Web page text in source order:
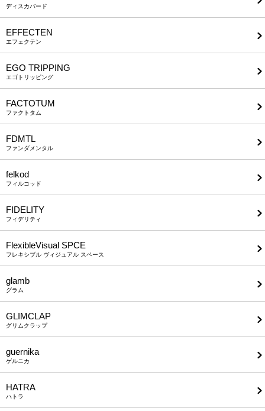
ディスカバード
EFFECTEN
エフェクテン
EGO TRIPPING
エゴトリッピング
FACTOTUM
ファクトタム
FDMTL
ファンダメンタル
felkod
フィルコッド
FIDELITY
フィデリティ
FlexibleVisual SPCE
フレキシブル ヴィジュアル スペース
glamb
グラム
GLIMCLAP
グリムクラップ
guernika
ゲルニカ
HATRA
ハトラ